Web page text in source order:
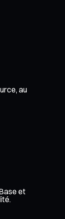
au
et